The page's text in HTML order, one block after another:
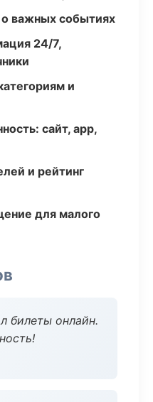
важных событиях
24/7,
и
сайт, app,
и рейтинг
для малого
билеты онлайн.